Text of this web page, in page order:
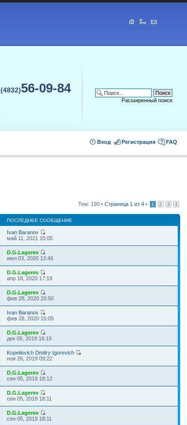
(4832)56-09-84
Расширенный поиск
FAQ
Регистрация
Вход
Тем: 190 • Страница 1 из 4 • 1 2 3 4
ПОСЛЕДНЕЕ СООБЩЕНИЕ
Ivan Baranov
май 11, 2021 15:05
D.G.Lagerev
июл 03, 2020 13:46
D.G.Lagerev
апр 18, 2020 17:19
D.G.Lagerev
фев 28, 2020 20:50
Ivan Baranov
фев 28, 2020 15:05
D.G.Lagerev
дек 05, 2019 16:15
Kopeliovich Dmitry Igorevich
ноя 26, 2019 09:22
D.G.Lagerev
сен 05, 2019 18:12
D.G.Lagerev
сен 05, 2019 18:11
D.G.Lagerev
сен 05, 2019 18:11